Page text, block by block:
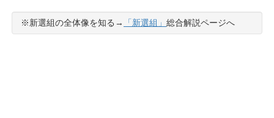
※新選組の全体像を知る→ 「新選組」 総合解説ページへ